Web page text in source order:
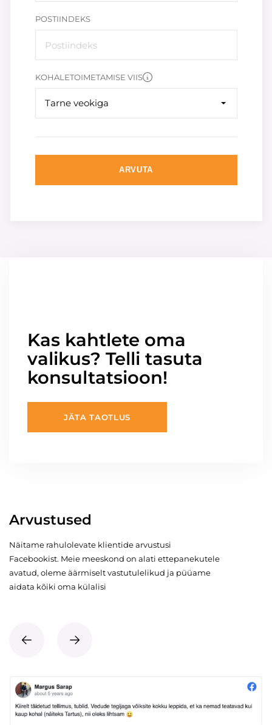
POSTIINDEKS
KOHALETOIMETAMISE VIIS
Tarne veokiga
ARVUTA
Kas kahtlete oma
valikus? Telli tasuta
konsultatsioon!
JÄTA TAOTLUS
Arvustused
Näitame rahulolevate klientide arvustusi
Facebookist. Meie meeskond on alati ettepanekutele
avatud, oleme äärmiselt vastutulelikud ja püüame
aidata kõiki oma külalisi